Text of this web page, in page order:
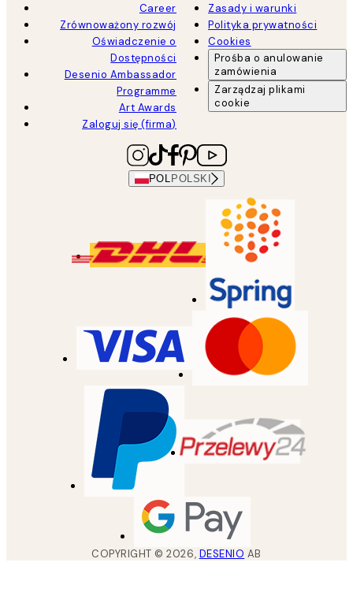
Career
Zrównoważony rozwój
Oświadczenie o
Dostępności
Desenio Ambassador
Programme
Art Awards
Zaloguj się (firma)
Zasady i warunki
Polityka prywatności
Cookies
Prośba o anulowanie
zamówienia
Zarządzaj plikami
cookie
POL POLSKI
COPYRIGHT ©2026, DESENIO AB